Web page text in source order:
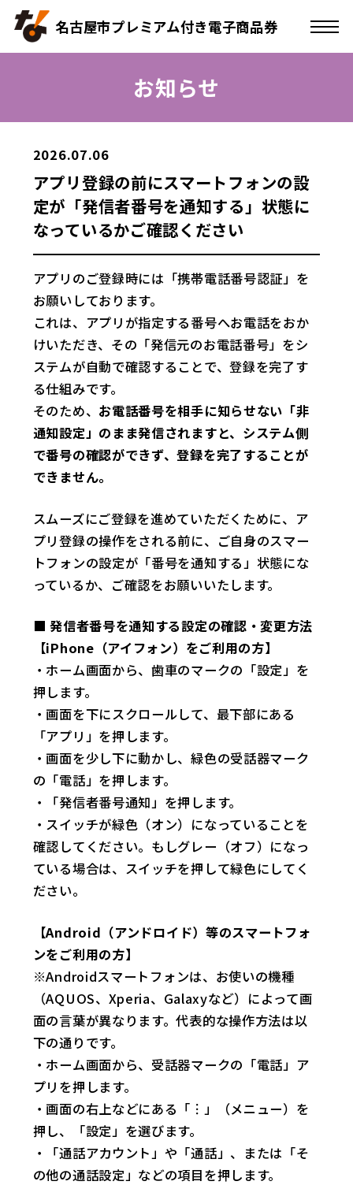
名古屋市プレミアム付き電子商品券
お知らせ
2026.07.06
アプリ登録の前にスマートフォンの設
定が「発信者番号を通知する」状態に
なっているかご確認ください
アプリのご登録時には「携帯電話番号認証」を
お願いしております。
これは、アプリが指定する番号へお電話をおか
けいただき、その「発信元のお電話番号」をシ
ステムが自動で確認することで、登録を完了す
る仕組みです。
そのため、 お電話番号を相手に知らせない「非
通知設定」のまま発信されますと、システム側
で番号の確認ができず、登録を完了することが
できません。
スムーズにご登録を進めていただくために、ア
プリ登録の操作をされる前に、ご自身のスマー
トフォンの設定が「番号を通知する」状態にな
っているか、ご確認をお願いいたします。
■ 発信者番号を通知する設定の確認・変更方法
【iPhone（アイフォン）をご利用の方】
・ホーム画面から、歯車のマークの「設定」を
押します。
・画面を下にスクロールして、最下部にある
「アプリ」を押します。
・画面を少し下に動かし、緑色の受話器マーク
の「電話」を押します。
・「発信者番号通知」を押します。
・スイッチが緑色（オン）になっていることを
確認してください。もしグレー（オフ）になっ
ている場合は、スイッチを押して緑色にしてく
ださい。
【Android（アンドロイド）等のスマートフォ
ンをご利用の方】
※Androidスマートフォンは、お使いの機種
（AQUOS、Xperia、Galaxyなど）によって画
面の言葉が異なります。代表的な操作方法は以
下の通りです。
・ホーム画面から、受話器マークの「電話」ア
プリを押します。
・画面の右上などにある「︙」（メニュー）を
押し、「設定」を選びます。
・「通話アカウント」や「通話」、または「そ
の他の通話設定」などの項目を押します。